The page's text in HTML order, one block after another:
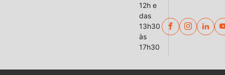
12h e
das
13h30
às
17h30